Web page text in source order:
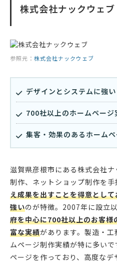
株式会社ナックウェブ
参照元： 株式会社ナックウェブ
デザインとシステムに強い
700社以上のホームページ
集客・効果のあるホーム
滋賀県彦根市にある株式会社
制作、ネットショップ制作を手
え成果を出すことを得意とし
強いのが特徴。2007年に設立以
府を中心に700社以上のお客様
富な実績があります。製造・
ムページ制作実績が特に多い
ページを作っており、高度なデ